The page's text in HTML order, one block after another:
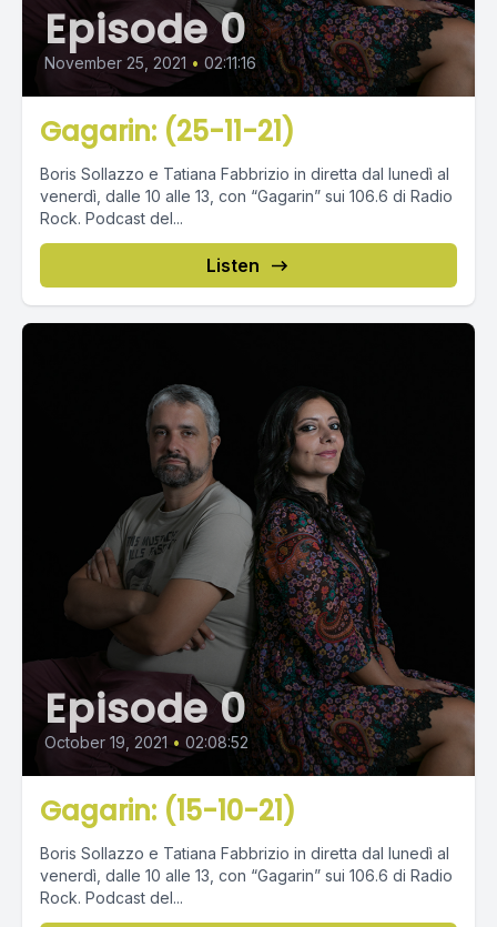
Episode 0
November 25, 2021 • 02:11:16
Gagarin: (25-11-21)
Boris Sollazzo e Tatiana Fabbrizio in diretta dal lunedì al
venerdì, dalle 10 alle 13, con “Gagarin” sui 106.6 di Radio
Rock. Podcast del...
Listen
Episode 0
October 19, 2021 • 02:08:52
Gagarin: (15-10-21)
Boris Sollazzo e Tatiana Fabbrizio in diretta dal lunedì al
venerdì, dalle 10 alle 13, con “Gagarin” sui 106.6 di Radio
Rock. Podcast del...